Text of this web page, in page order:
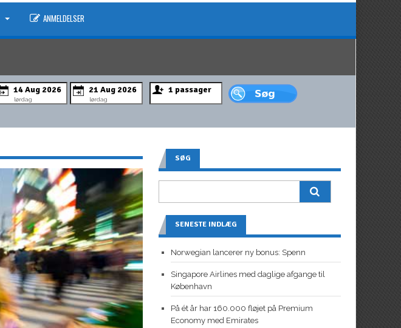
ANMELDELSER
lørdag lørdag
SØG
SENESTE INDLÆG
Norwegian lancerer ny bonus: Spenn
Singapore Airlines med daglige afgange til
København
På ét år har 160.000 fløjet på Premium
Economy med Emirates